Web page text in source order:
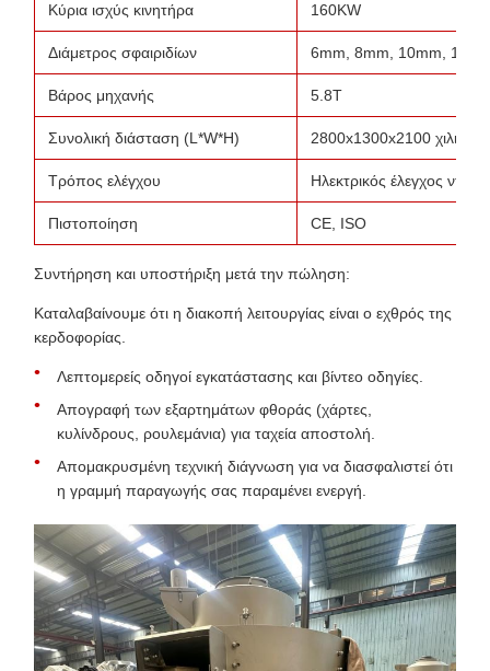
Κύρια ισχύς κινητήρα 160KW
Διάμετρος σφαιριδίων 6mm, 8mm, 10mm,
Βάρος μηχανής 5.8Τ
Συνολική διάσταση (L*W*H) 2800x1300x2100 χιλιοστά
Τρόπος ελέγχου Ηλεκτρικός έλεγχος
Πιστοποίηση CE, ISO
Συντήρηση και υποστήριξη μετά την πώληση:
Καταλαβαίνουμε ότι η διακοπή λειτουργίας είναι ο εχθρός της
κερδοφορίας.
Λεπτομερείς οδηγοί εγκατάστασης και βίντεο οδηγίες.
Απογραφή των εξαρτημάτων φθοράς (χάρτες,
κυλίνδρους, ρουλεμάνια) για ταχεία αποστολή.
Απομακρυσμένη τεχνική διάγνωση για να διασφαλιστεί ότι
η γραμμή παραγωγής σας παραμένει ενεργή.